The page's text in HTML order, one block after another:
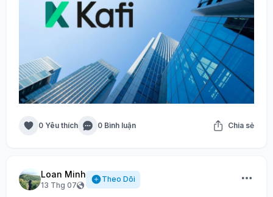
0 Yêu thích 0 Bình luận Chia sẻ
Loan Minh
13 Thg 07
Theo Dõi